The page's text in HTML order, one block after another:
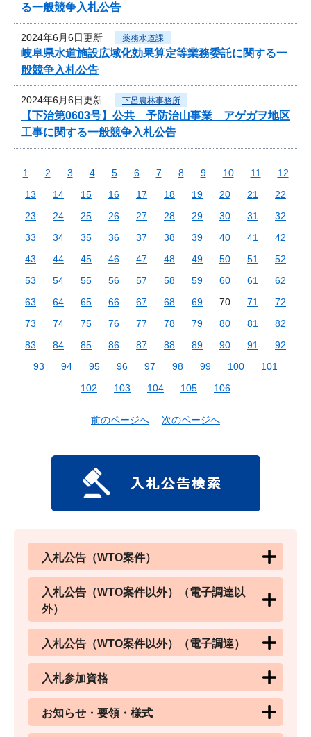
る一般競争入札公告
2024年6月6日更新 薬務水道課
岐阜県水道施設広域化効果算定等業務委託に関する一
般競争入札公告
2024年6月6日更新 下呂農林事務所
【下治第0603号】公共 予防治山事業 アゲガヲ地区
工事に関する一般競争入札公告
1 2 3 4 5 6 7 8 9 10 11
12
13
14 15 16 17 18 19 20 21
22
23
24 25 26 27 28 29 30 31
32
33
34 35 36 37 38 39 40 41
42
43
44 45 46 47 48 49 50 51
52
53
54 55 56 57 58 59 60 61
62
63
64 65 66 67 68 69 70 71
72
73
74 75 76 77 78 79 80 81
82
83
84 85 86 87 88 89 90 91
92
93
94 95 96 97 98 99 100
101
102
103 104 105 106
前のページへ 次のページへ
入札公告（WTO案件）
入札公告（WTO案件以外）（電子調達以
外）
入札公告（WTO案件以外）（電子調達）
入札参加資格
お知らせ・要領・様式